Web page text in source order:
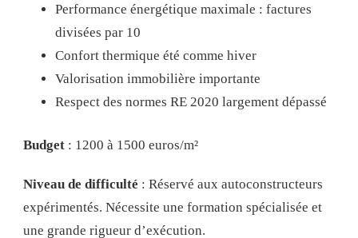
Performance énergétique maximale : factures
divisées par 10
Confort thermique été comme hiver
Valorisation immobilière importante
Respect des normes RE 2020 largement dépassé
Budget : 1200 à 1500 euros/m²
Niveau de difficulté : Réservé aux autoconstructeurs
expérimentés. Nécessite une formation spécialisée et
une grande rigueur d’exécution.